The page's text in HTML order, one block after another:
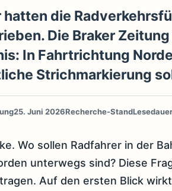
hatten die
Die Braker
In Fahrtrichtung
Strichmarkierung
25. Juni 2026Recherche-Stand
Wo sollen Radfahrer in der
unterwegs sind? Diese
Auf den ersten Blick